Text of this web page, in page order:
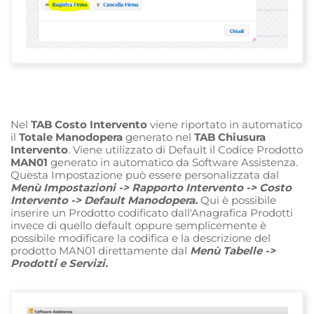
Nel TAB Costo Intervento viene riportato in automatico
il Totale Manodopera generato nel TAB Chiusura
Intervento. Viene utilizzato di Default il Codice Prodotto
MAN01 generato in automatico da Software Assistenza.
Questa Impostazione può essere personalizzata dal
Menù Impostazioni -> Rapporto Intervento -> Costo
Intervento -> Default Manodopera. Qui è possibile
inserire un Prodotto codificato dall'Anagrafica Prodotti
invece di quello default oppure semplicemente è
possibile modificare la codifica e la descrizione del
prodotto MAN01 direttamente dal Menù Tabelle ->
Prodotti e Servizi.